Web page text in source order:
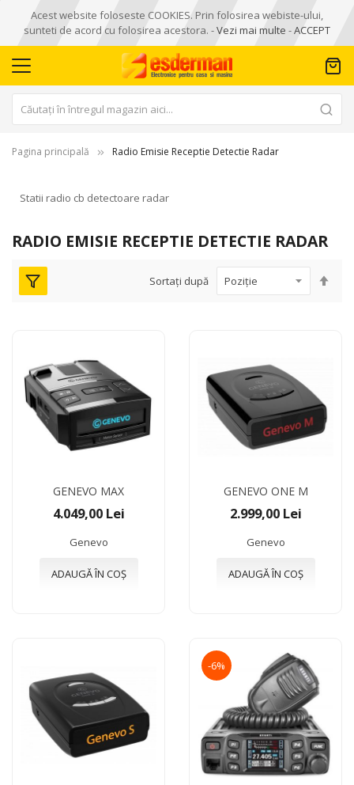
Acest website foloseste COOKIES. Prin folosirea webiste-ului,
sunteti de acord cu folosirea acestora. -Vezi mai multe -ACCEPT
Pagina principală Radio Emisie Receptie Detectie Radar
Statii radio cb detectoare radar
RADIO EMISIE RECEPTIE DETECTIE RADAR
Sortați după
GENEVO MAX
4.049,00 Lei
Genevo
ADAUGĂ ÎN COȘ
GENEVO ONE M
2.999,00 Lei
Genevo
ADAUGĂ ÎN COȘ
-6%